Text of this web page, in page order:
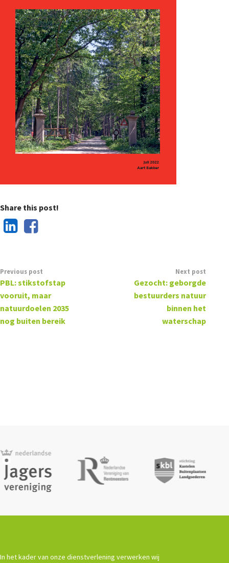
Share this post!
Previous post
PBL: stikstofstap
vooruit, maar
natuurdoelen 2035
nog buiten bereik
Next post
Gezocht: geborgde
bestuurders natuur
binnen het
waterschap
In het kader van onze dienstverlening verwerken wij